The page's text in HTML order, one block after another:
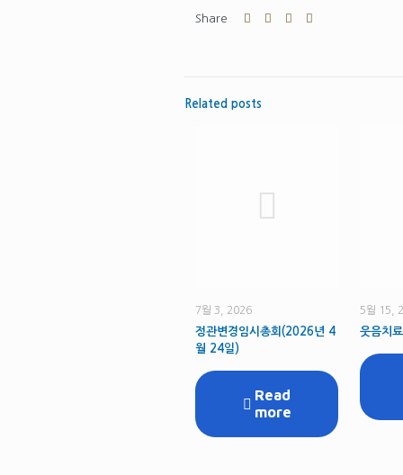
Share
Related posts
7월 3, 2026
정관변경임시총회(2026년 4
월 24일)
Read
more
5월 15,
웃음치